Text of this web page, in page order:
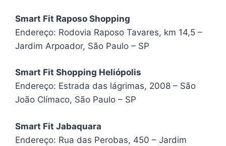
Smart Fit Raposo Shopping
Endereço: Rodovia Raposo Tavares, km 14,5 –
Jardim Arpoador, São Paulo – SP
Smart Fit Shopping Heliópolis
Endereço: Estrada das lágrimas, 2008 – São
João Clímaco, São Paulo – SP
Smart Fit Jabaquara
Endereço: Rua das Perobas, 450 – Jardim